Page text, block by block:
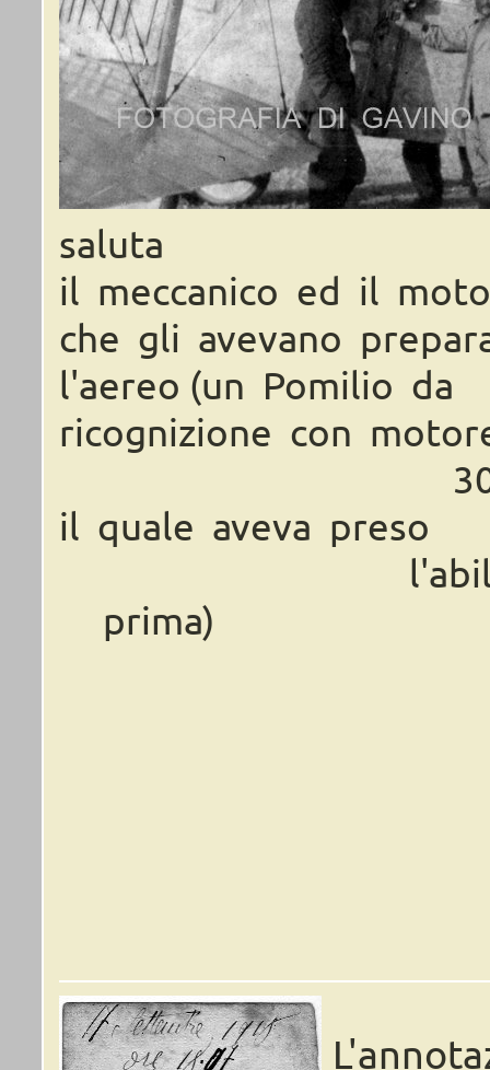
saluta
il meccanico ed il
che gli avevano
l'aereo (un Pomilio da
ricognizione con
il quale aveva preso
prima)